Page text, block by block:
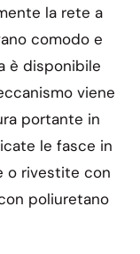
la rete a
comodo e
è disponibile
viene
portante in
le fasce in
o rivestite con
poliuretano